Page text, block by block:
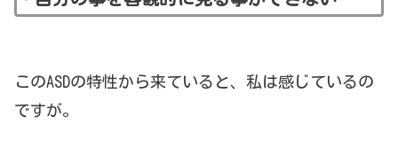
このASDの特性から来ていると、私は感じているの
ですが。